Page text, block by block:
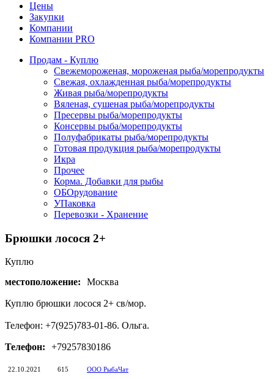
Цены
Закупки
Компании
Компании PRO
Продам - Куплю
Свежемороженая, мороженая рыба/морепродукты
Свежая, охлажденная рыба/морепродукты
Живая рыба/морепродукты
Вяленая, сушеная рыба/морепродукты
Пресервы рыба/морепродукты
Консервы рыба/морепродукты
Полуфабрикаты рыба/морепродукты
Готовая продукция рыба/морепродукты
Икра
Прочее
Корма. Добавки для рыбы
ОБОрудование
УПаковка
Перевозки - Хранение
Брюшки лосося 2+
Куплю
местоположение:
Москва
Куплю брюшки лосося 2+ св/мор.
Телефон: +7(925)783-01-86. Ольга.
Телефон: +79257830186
22.10.2021 615 ООО РыбаЧат